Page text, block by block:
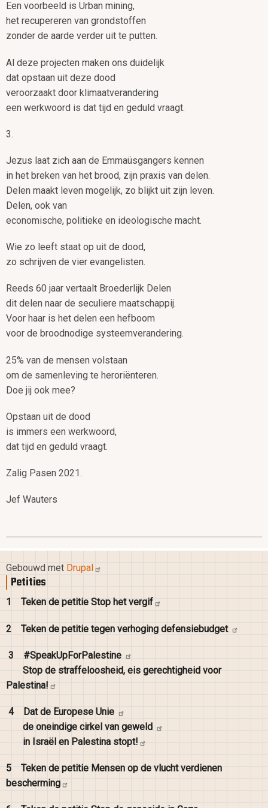
Een voorbeeld is Urban mining,
het recupereren van grondstoffen
zonder de aarde verder uit te putten.
Al deze projecten maken ons duidelijk
dat opstaan uit deze dood
veroorzaakt door klimaatverandering
een werkwoord is dat tijd en geduld vraagt.
3.
Jezus laat zich aan de Emmaüsgangers kennen
in het breken van het brood, zijn praxis van delen.
Delen maakt leven mogelijk, zo blijkt uit zijn leven.
Delen, ook van
economische, politieke en ideologische macht.
Wie zo leeft staat op uit de dood,
zo schrijven de vier evangelisten.
Reeds 60 jaar vertaalt Broederlijk Delen
dit delen naar de seculiere maatschappij.
Voor haar is het delen een hefboom
voor de broodnodige systeemverandering.
25% van de mensen volstaan
om de samenleving te heroriënteren.
Doe jij ook mee?
Opstaan uit de dood
is immers een werkwoord,
dat tijd en geduld vraagt.
Zalig Pasen 2021.
Jef Wauters
Gebouwd met Drupal
Petities
1 Teken de petitie Stop hetvergif
2 Teken de petitie tegen verhoging defensiebudget
3
#SpeakUpForPalestine
Stop de straffeloosheid, eis gerechtigheid voor
Palestina!
4 Dat de Europese Unie
de oneindige cirkel van geweld
in Israël en Palestina stopt!
5 Teken de petitie Mensen op de vlucht verdienen
bescherming